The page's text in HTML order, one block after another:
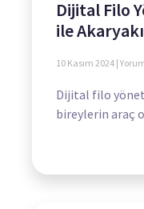
Dijital Filo
ile
10 Kasım 2024
Dijital filo
bireylerin araç